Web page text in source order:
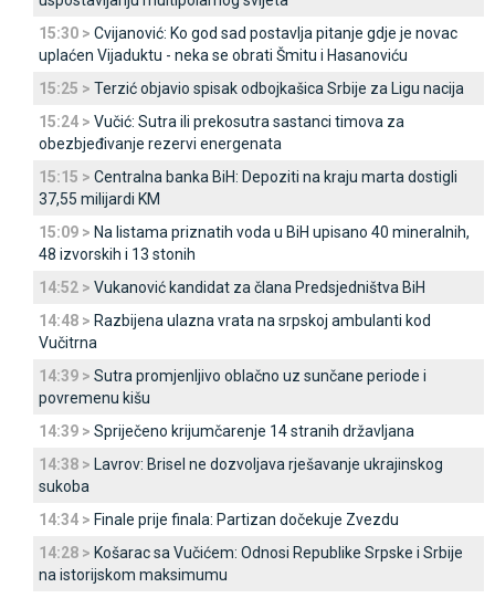
15:30 > Cvijanović: Ko god sad postavlja pitanje gdje je novac
uplaćen Vijaduktu - neka se obrati Šmitu i Hasanoviću
15:25 > Terzić objavio spisak odbojkašica Srbije za Ligu nacija
15:24 > Vučić: Sutra ili prekosutra sastanci timova za
obezbjeđivanje rezervi energenata
15:15 > Centralna banka BiH: Depoziti na kraju marta dostigli
37,55 milijardi KM
15:09 > Na listama priznatih voda u BiH upisano 40 mineralnih,
48 izvorskih i 13 stonih
14:52 > Vukanović kandidat za člana Predsjedništva BiH
14:48 > Razbijena ulazna vrata na srpskoj ambulanti kod
Vučitrna
14:39 > Sutra promjenljivo oblačno uz sunčane periode i
povremenu kišu
14:39 > Spriječeno krijumčarenje 14 stranih državljana
14:38 > Lavrov: Brisel ne dozvoljava rješavanje ukrajinskog
sukoba
14:34 > Finale prije finala: Partizan dočekuje Zvezdu
14:28 > Košarac sa Vučićem: Odnosi Republike Srpske i Srbije
na istorijskom maksimumu